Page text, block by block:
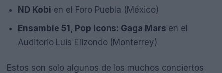
ND Kobi en el Foro Puebla (México)
Ensamble 51, Pop Icons: Gaga Mars en el
Auditorio Luis Elizondo (Monterrey)
Estos son solo algunos de los muchos conciertos